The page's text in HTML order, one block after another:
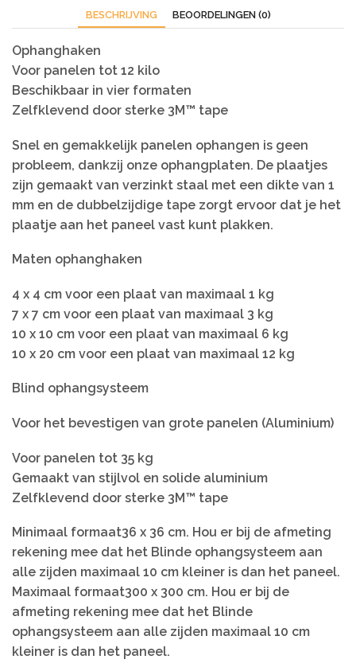
BESCHRIJVING BEOORDELINGEN (0)
Ophanghaken
Voor panelen tot 12 kilo
Beschikbaar in vier formaten
Zelfklevend door sterke 3M™ tape
Snel en gemakkelijk panelen ophangen is geen
probleem, dankzij onze ophangplaten. De plaatjes
zijn gemaakt van verzinkt staal met een dikte van 1
mm en de dubbelzijdige tape zorgt ervoor dat je het
plaatje aan het paneel vast kunt plakken.
Maten ophanghaken
4 x 4 cm voor een plaat van maximaal 1 kg
7 x 7 cm voor een plaat van maximaal 3 kg
10 x 10 cm voor een plaat van maximaal 6 kg
10 x 20 cm voor een plaat van maximaal 12 kg
Blind ophangsysteem
Voor het bevestigen van grote panelen (Aluminium)
Voor panelen tot 35 kg
Gemaakt van stijlvol en solide aluminium
Zelfklevend door sterke 3M™ tape
Minimaal formaat36 x 36 cm. Hou er bij de afmeting
rekening mee dat het Blinde ophangsysteem aan
alle zijden maximaal 10 cm kleiner is dan het paneel.
Maximaal formaat300 x 300 cm. Hou er bij de
afmeting rekening mee dat het Blinde
ophangsysteem aan alle zijden maximaal 10 cm
kleiner is dan het paneel.